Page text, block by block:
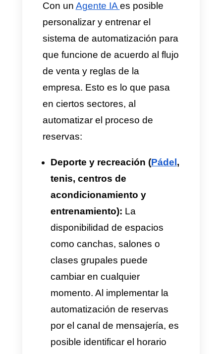
dinámicos sea más intuitiva,
se recomienda utilizar
respuestas rápidas y botones
[Modificar]
También, tener en cuenta
menús desplegables con las
horas disponibles.
El sistema se configura con
las políticas del negocio. Por
ejemplo, si un cliente se
comunica faltando menos de
24 horas para su cita inicial
con la intención de cancelar o
modificar, el sistema de
automatización al estar
entrenado con el reglamento
de la empresa, identifica que